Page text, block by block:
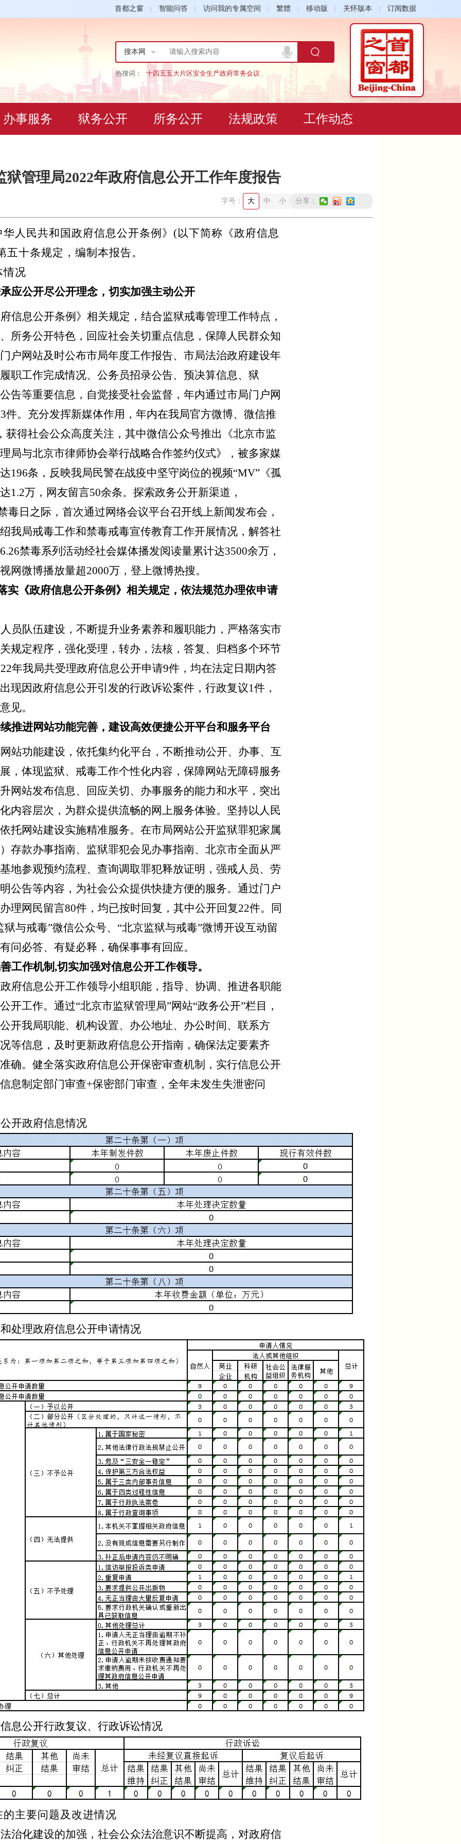
首都之窗 智能问答 访问我的专属空间 繁體 移动版 关怀版本 订阅数据
搜本网
热搜词： 十四五五大片区安全生产政府常务会议
办事服务 狱务公开 所务公开 法规政策 工作动态
狱管理局2022年政府信息公开工作年度报告
字号： 大 中 小 分享：
华人民共和国政府信息公开条例》(以下简称《政府信息
五十条规定，编制本报告。
情况
应公开尽公开理念，切实加强主动公开
信息公开条例》相关规定， 结合监狱戒毒管理工作特点，
所务公开特色， 回应社会关切重点信息，保障人民群众知
户网站及时公布市局年度工作报告、市局法治政府建设年
职工作完成情况、公务员招录公告、预决算信息、狱
告等重要信息，自觉接受社会监督，年内通过市局门户网
。 充分发挥新媒体作用， 年内在我局官方微博、微信推
获得社会公众高度关注，其中微信公众号推出《北京市监
局与北京市律师协会举行战略合作签约仪式》，被多家媒
196条，反映我局民警在战疫中坚守岗位的视频“MV”《孤
1.2万，网友留言50余条。 探索政务公开新渠道，
毒日之际，首次通过网络会议平台召开线上新闻发布会，
我局戒毒工作和禁毒戒毒宣传教育工作开展情况，解答社
6.26禁毒系列活动经社会媒体播发阅读量累计达3500余万，
网微博播放量超2000万，登上微博热搜。
实《政府信息公开条例》相关规定，依法规范办理依申请
员队伍建设，不断提升业务素养和履职能力，严格落实市
规定程序，强化受理，转办，法核，答复、归档多个环节
年我局共受理政府信息公开申请9件，均在法定日期内答
现因政府信息公开引发的行政诉讼案件，行政复议1件，
见。
推进网站功能完善，建设高效便捷公开平台和服务平台
站功能建设，依托集约化平台，不断推动公开、办事、互
，体现监狱、戒毒工作个性化内容，保障网站无障碍服务
网站发布信息、回应关切、办事服务的能力和水平，突出
内容层次，为群众提供流畅的网上服务体验。坚持以人民
托网站建设实施精准服务。在市局网站公开监狱罪犯家属
存款办事指南、监狱罪犯会见办事指南、北京市全面从严
地参观预约流程、查询调取罪犯释放证明，强戒人员、劳
公告等内容，为社会公众提供快捷方便的服务。通过门户
理网民留言80件，均已按时回复，其中公开回复22件。
同
狱与戒毒”微信公众号、“北京监狱与戒毒”微博开设互动留
问必答、有疑必释，确保事事有回应。
工作机制,切实加强对信息公开工作领导。
府信息公开工作领导小组职能，指导、协调、推进各职能
开工作。通过“北京市监狱管理局”网站“政务公开”栏目，
开我局职能、机构设置、办公地址、办公时间、联系方
等信息， 及时更新政府信息公开指南，确保法定要素齐
确。 健全落实政府信息公开保密审查机制，实行信息公开
息制定部门审查+保密部门审查，全年未发生失泄密问
开政府信息情况
处理政府信息公开申请情况
息公开行政复议、行政诉讼情况
的主要问题及改进情况
治化建设的加强，社会公众法治意识不断提高，对政府信